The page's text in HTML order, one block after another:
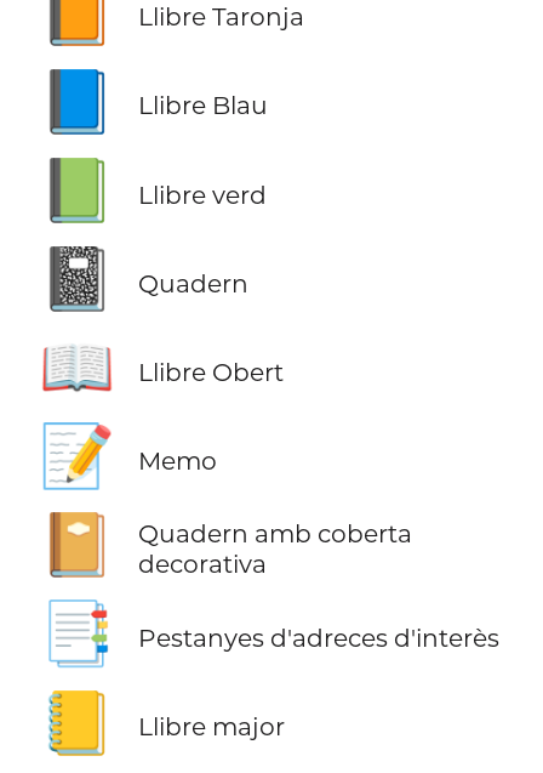
Llibre Taronja
Llibre Blau
Llibre verd
📓 Quadern
📖 Llibre Obert
📝 Memo
📔
Quadern amb coberta
decorativa
📑 Pestanyes d'adreces d'interès
📒 Llibre major